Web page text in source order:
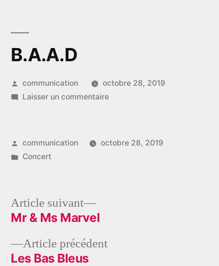
contenu
B.A.A.D
Publié
par
communication
octobre 28, 2019
Laisser un commentairesur
Publié
par
communication
octobre 28, 2019
Publié
Concert
Navigation
deArticle précédentArticle
Les Bas Bleus
Article suivant
Article
suivant :
Mr & Ms Marvel